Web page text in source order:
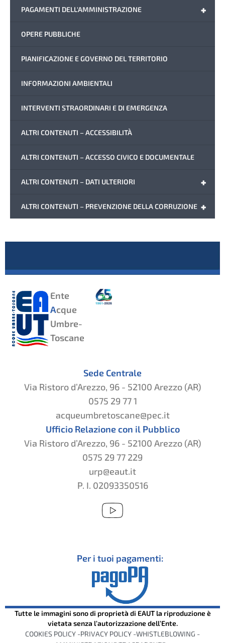
+
PAGAMENTI DELL'AMMINISTRAZIONE
OPERE PUBBLICHE
PIANIFICAZIONE E GOVERNO DEL TERRITORIO
INFORMAZIONI AMBIENTALI
INTERVENTI STRAORDINARI E DI EMERGENZA
ALTRI CONTENUTI – ACCESSIBILITÀ
ALTRI CONTENUTI – ACCESSO CIVICO E DOCUMENTALE
+
ALTRI CONTENUTI – DATI ULTERIORI
+
ALTRI CONTENUTI – PREVENZIONE DELLA CORRUZIONE
Ente
Acque
Umbre-
Toscane
Sede Centrale
Via Ristoro d’Arezzo, 96 - 52100 Arezzo (AR)
0575 29 77 1
acqueumbretoscane@pec.it
Ufficio Relazione con il Pubblico
Via Ristoro d’Arezzo, 96 - 52100 Arezzo (AR)
0575 29 77 229
urp@eaut.it
P. I. 02093350516
Per i tuoi pagamenti:
Tutte le immagini sono di proprietà di EAUT la riproduzione è
vietata senza l’autorizzazione dell’Ente.
COOKIES POLICY -PRIVACY POLICY -WHISTLEBLOWING -